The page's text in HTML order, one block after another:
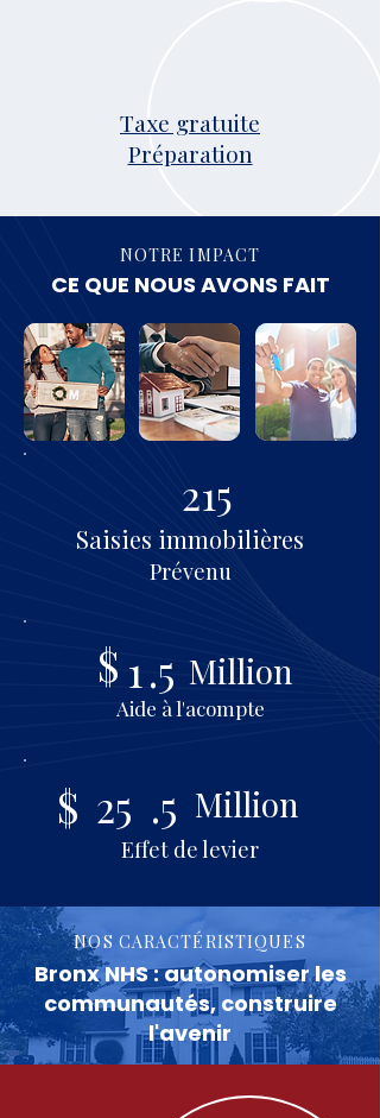
Taxe gratuite
Préparation
NOTRE IMPACT
CE QUE NOUS AVONS FAIT
215
Saisies immobilières
Prévenu
1 Million
$ .5
Aide à l'acompte
$ .5
25 Million
Effet de levier
NOS CARACTÉRISTIQUES
Bronx NHS : autonomiser les
communautés, construire
l'avenir